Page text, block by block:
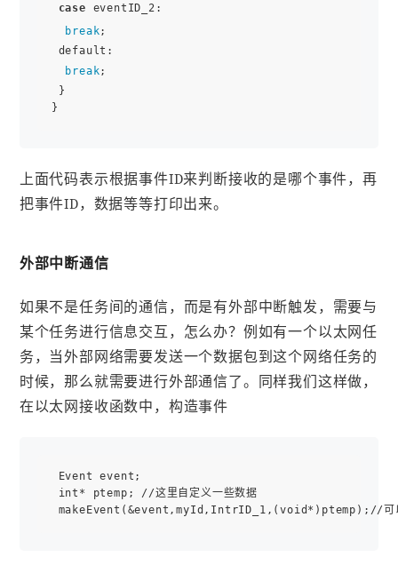
case eventID_2:
break;
default:
break;
}
上面代码表示根据事件ID来判断接收的是哪个事件，再
把事件ID，数据等等打印出来。
外部中断通信
如果不是任务间的通信，而是有外部中断触发，需要与
某个任务进行信息交互，怎么办？例如有一个以太网任
务，当外部网络需要发送一个数据包到这个网络任务的
时候，那么就需要进行外部通信了。同样我们这样做，
在以太网接收函数中，构造事件
Event event;
int* ptemp; //这里自定义一些数据